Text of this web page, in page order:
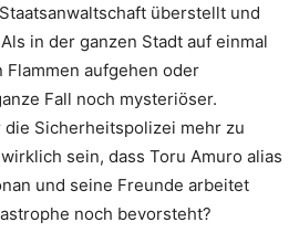
überstellt und
in der ganzen Stadt auf einmal
aufgehen oder
Fall noch mysteriöser.
Sicherheitspolizei mehr zu
sein, dass Toru Amuro alias
und seine Freunde arbeitet
noch bevorsteht?